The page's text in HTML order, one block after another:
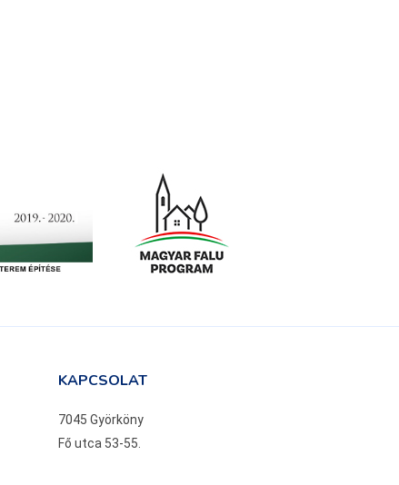
KAPCSOLAT
7045 Györköny
Fő utca 53-55.